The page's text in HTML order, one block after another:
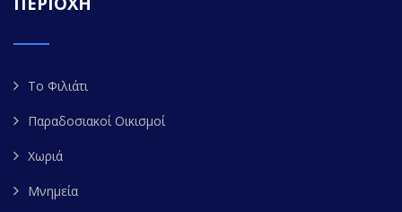
Το Φιλιάτι
Παραδοσιακοί Οικισμοί
Χωριά
Μνημεία